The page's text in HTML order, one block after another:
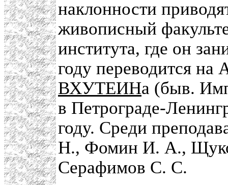
наклонности
живописный
института, где он
году переводится на
ВХУТЕИНа (быв.
в Петрограде-
году. Среди
Н., Фомин И. А.,
Серафимов С. С.